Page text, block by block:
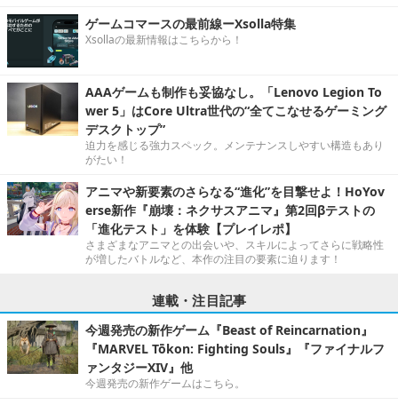
ゲームコマースの最前線ーXsolla特集
Xsollaの最新情報はこちらから！
AAAゲームも制作も妥協なし。「Lenovo Legion To
wer 5」はCore Ultra世代の“全てこなせるゲーミング
デスクトップ”
迫力を感じる強力スペック。メンテナンスしやすい構造もあり
がたい！
アニマや新要素のさらなる“進化”を目撃せよ！HoYov
erse新作『崩壊：ネクサスアニマ』第2回βテストの
「進化テスト」を体験【プレイレポ】
さまざまなアニマとの出会いや、スキルによってさらに戦略性
が増したバトルなど、本作の注目の要素に迫ります！
連載・注目記事
今週発売の新作ゲーム『Beast of Reincarnation』
『MARVEL Tōkon: Fighting Souls』『ファイナルフ
ァンタジーXIV』他
今週発売の新作ゲームはこちら。